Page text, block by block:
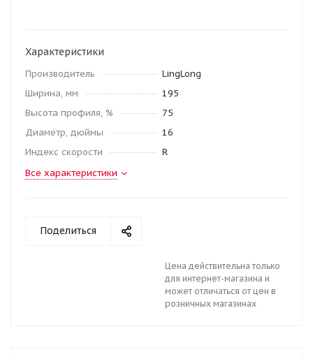
Характеристики
Производитель
LingLong
Ширина, мм
195
Высота профиля, %
75
Диаметр, дюймы
16
Индекс скорости
R
Все характеристики
Поделиться
Цена действительна только
для интернет-магазина и
может отличаться от цен в
розничных магазинах